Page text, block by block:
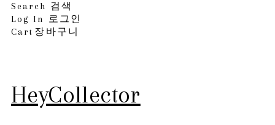
Search 검색
Log In
로그인
Cart 장바구니
HeyCollector